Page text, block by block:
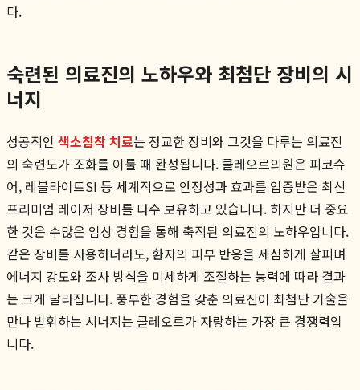
다.
숙련된 의료진의 노하우와 최첨단 장비의 시
너지
성공적인 색소침착 치료는 정교한 장비와 그것을 다루는 의료진
의 숙련도가 조화를 이룰 때 완성됩니다. 클레오르의원은 피코슈
어, 레블라이트SI 등 세계적으로 안정성과 효과를 입증받은 최신
프리미엄 레이저 장비를 다수 보유하고 있습니다. 하지만 더 중요
한 것은 수많은 임상 경험을 통해 축적된 의료진의 노하우입니다.
같은 장비를 사용하더라도, 환자의 피부 반응을 세심하게 살피며
에너지 강도와 조사 방식을 미세하게 조절하는 능력에 따라 결과
는 크게 달라집니다. 풍부한 경험을 갖춘 의료진이 최첨단 기술을
만나 발휘하는 시너지는 클레오르가 자랑하는 가장 큰 경쟁력입
니다.